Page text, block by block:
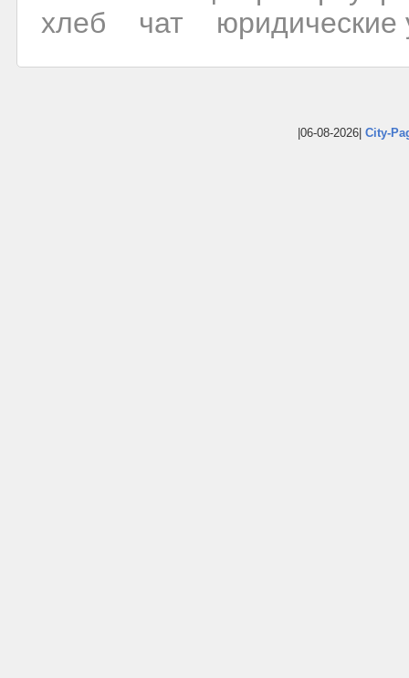
хлеб
чат юридические
|06-08-2026| City-